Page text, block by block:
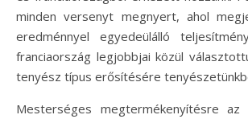
minden versenyt megnyert, ahol
eredménnyel egyedeülálló
franciaország legjobbjai közül
tenyész típus erősítésére
Mesterséges megtermékenyítésre